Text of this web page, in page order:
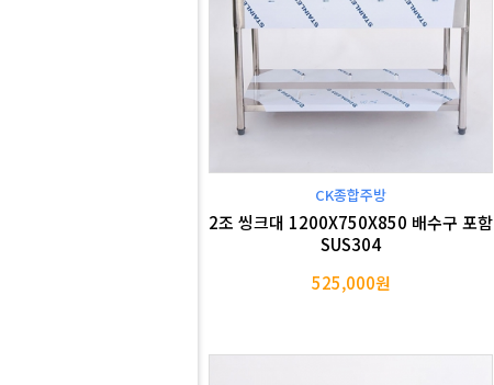
CK종합주방
2조 씽크대 1200X750X850 배수구 포함
SUS304
525,000원